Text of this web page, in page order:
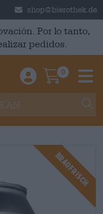
shop@bierothek.de
Por lo tanto,
pedidos.
Einloggen /
0
Braufrisch